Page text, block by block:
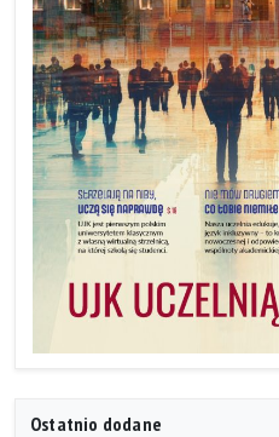
Ostatnio dodane